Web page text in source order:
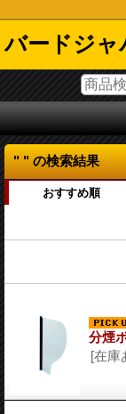
バードジャ
" " の検索結果
おすすめ順
分煙
[在庫